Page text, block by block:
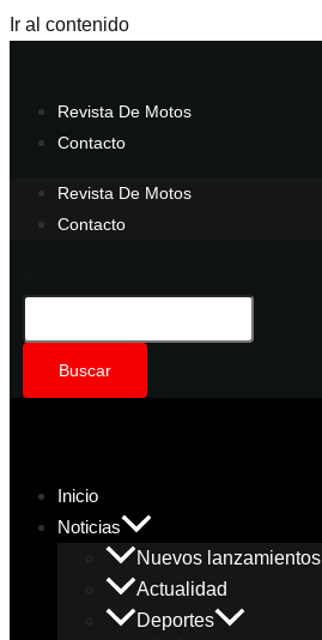
Ir al contenido
Revista De Motos
Contacto
Revista De Motos
Contacto
Buscar
Inicio
Noticias
Nuevos lanzamientos
Actualidad
Deportes